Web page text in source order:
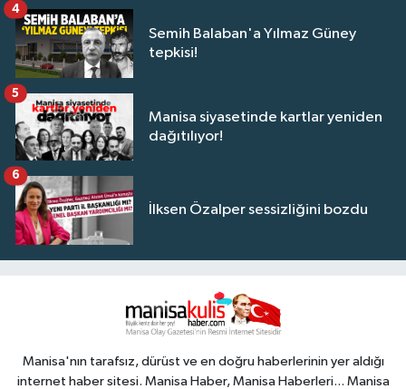
Semih Balaban'a Yılmaz Güney
tepkisi!
4
Manisa siyasetinde kartlar yeniden
dağıtılıyor!
5
İlksen Özalper sessizliğini bozdu
6
Manisa'nın tarafsız, dürüst ve en doğru haberlerinin yer aldığı
internet haber sitesi. Manisa Haber, Manisa Haberleri... Manisa